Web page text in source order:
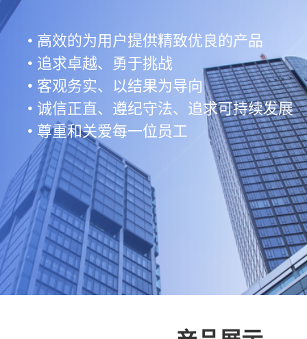
• 高效的为用户提供精致优良的产品
• 追求卓越、勇于挑战
• 客观务实、以结果为导向
• 诚信正直、遵纪守法、追求可持续发展
• 尊重和关爱每一位员工